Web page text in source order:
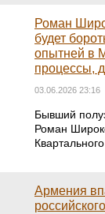
Роман
будет
опытней в
процессы,
03.06.2026 23:16
Бывший
Роман
Армения